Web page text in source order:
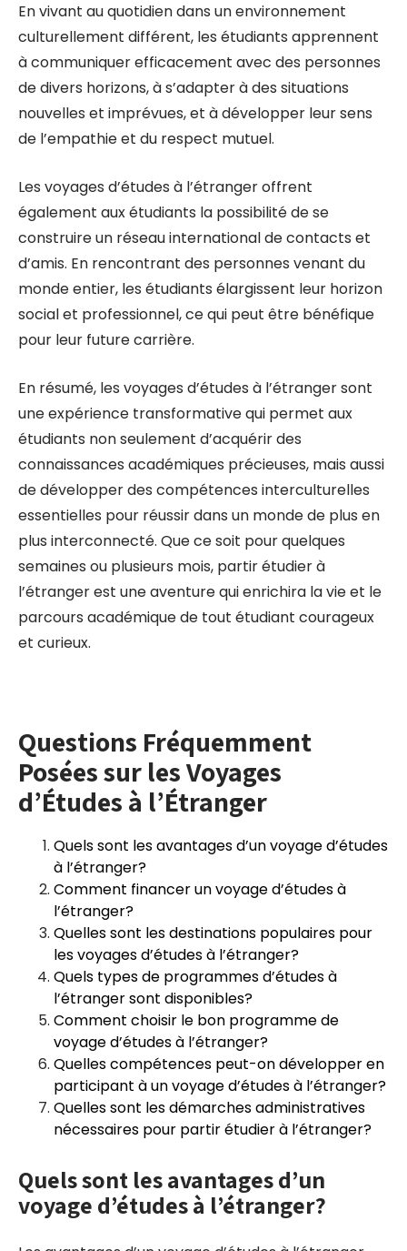
En vivant au quotidien dans un environnement
culturellement différent, les étudiants apprennent
à communiquer efficacement avec des personnes
de divers horizons, à s’adapter à des situations
nouvelles et imprévues, et à développer leur sens
de l’empathie et du respect mutuel.
Les voyages d’études à l’étranger offrent
également aux étudiants la possibilité de se
construire un réseau international de contacts et
d’amis. En rencontrant des personnes venant du
monde entier, les étudiants élargissent leur horizon
social et professionnel, ce qui peut être bénéfique
pour leur future carrière.
En résumé, les voyages d’études à l’étranger sont
une expérience transformative qui permet aux
étudiants non seulement d’acquérir des
connaissances académiques précieuses, mais aussi
de développer des compétences interculturelles
essentielles pour réussir dans un monde de plus en
plus interconnecté. Que ce soit pour quelques
semaines ou plusieurs mois, partir étudier à
l’étranger est une aventure qui enrichira la vie et le
parcours académique de tout étudiant courageux
et curieux.
Questions Fréquemment
Posées sur les Voyages
d’Études à l’Étranger
Quels sont les avantages d’un voyage d’études
à l’étranger?
Comment financer un voyage d’études à
l’étranger?
Quelles sont les destinations populaires pour
les voyages d’études à l’étranger?
Quels types de programmes d’études à
l’étranger sont disponibles?
Comment choisir le bon programme de
voyage d’études à l’étranger?
Quelles compétences peut-on développer en
participant à un voyage d’études à l’étranger?
Quelles sont les démarches administratives
nécessaires pour partir étudier à l’étranger?
Quels sont les avantages d’un
voyage d’études à l’étranger?